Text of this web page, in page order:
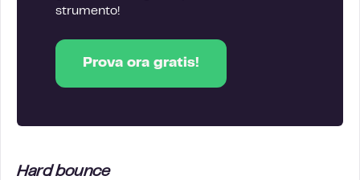
strumento!
Prova ora gratis!
Hard bounce